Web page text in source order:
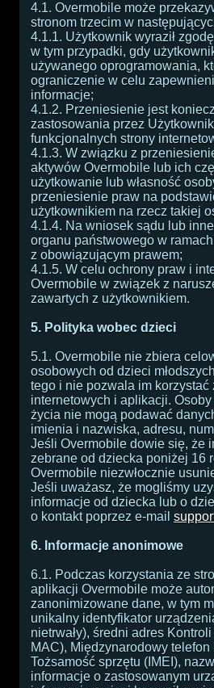
4.1. Overmobile może
stronom trzecim w
4.1.1. Użytkownik wyraził
w tym przypadki, gdy
używanego oprogramowania,
ograniczenie w celu
informacje;
4.1.2. Przeniesienie jest
zastosowania przez
funkcjonalnych strony
4.1.3. W związku z
aktywów Overmobile lub ich
użytkowanie lub własność
przeniesienie praw na
użytkownikiem na rzecz takiej
4.1.4. Na wniosek sądu lub
organu państwowego w
z obowiązującym prawem;
4.1.5. W celu ochrony praw i
Overmobile w związek z
zawartych z użytkownikiem.
5. Polityka wobec dzieci
5.1. Overmobile nie zbiera
osobowych od dzieci
tego i nie pozwala im korzystać
internetowych i aplikacji.
życia nie mogą podawać
imienia i nazwiska, adresu,
Jeśli Overmobile dowie się, że
zebrane od dziecka poniżej 16
Overmobile niezwłocznie
Jeśli uważasz, że mogliśmy
informacje od dziecka lub o
o kontakt poprzez e-mail
6. Informacje anonimowe
6.1. Podczas korzystania ze
aplikacji Overmobile może
zanonimizowane dane, w tym
unikalny identyfikator
nietrwały), średni adres
MAC), Międzynarodowy telefon
Tożsamość sprzętu (IMEI),
informacje o zastosowanym